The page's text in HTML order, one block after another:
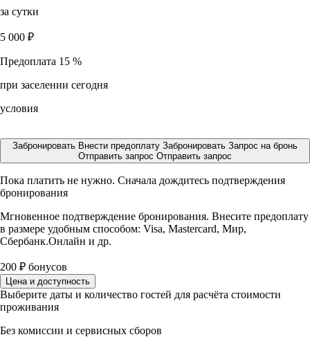
за сутки
5 000 ₽
Предоплата 15 %
при заселении сегодня
условия
Забронировать Внести предоплату Забронировать Запрос на бронь
Отправить запрос Отправить запрос
Пока платить не нужно. Сначала дождитесь подтверждения
бронирования
Мгновенное подтверждение бронирования. Внесите предоплату
в размере удобным способом: Visa, Mastercard, Мир,
Сбербанк.Онлайн и др.
200 ₽ бонусов
Цена и доступность
Выберите даты и количество гостей для расчёта стоимости
проживания
Без комиссии и сервисных сборов